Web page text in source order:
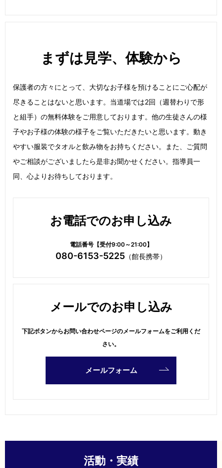
まずは見学、体験から
保護者の方々にとって、大切なお子様を預けることにご心配が
尽きることはないと思います。当道場では2回（週替わりで形
と組手）の無料体験をご用意しております。他の生徒さんの様
子やお子様の体験の様子をご覧いただきたいと思います。動き
やすい服装でタオルと飲み物をお持ちください。また、ご質問
やご相談がございましたら是非お聞かせください。指導員一
同、心よりお待ちしております。
お電話でのお申し込み
電話番号【受付9:00～21:00】
080-6153-5225 （館長携帯）
メールでのお申し込み
下記ボタンからお問い合わせページのメールフォームをご利用くだ
さい。
メールフォーム
活動・実績